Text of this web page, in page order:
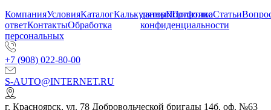
КомпанияУсловияКаталогКалькуляторПортфолиоСтатьи
ответКонтактыОбработка
персональных
данныхПолитика
конфиденциальности
+7 (908) 022-80-00
S-AUTO@INTERNET.RU
г. Красноярск, ул. 78 Добровольческой бригады 14б, оф. №63